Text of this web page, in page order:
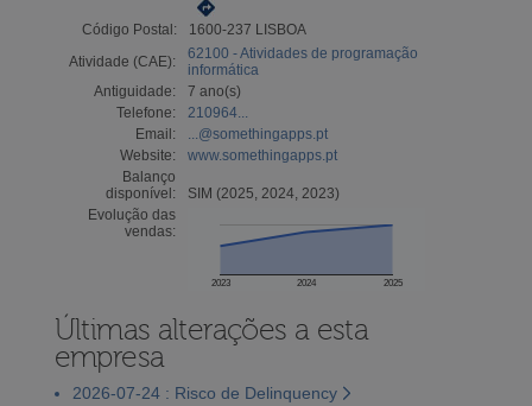
Código Postal:
1600-237 LISBOA
Atividade (CAE):
62100 - Atividades de programação
informática
Antiguidade:
7 ano(s)
Telefone:
210964...
Email:
...@somethingapps.pt
Website:
www.somethingapps.pt
Balanço
disponível:
SIM (2025, 2024, 2023)
Evolução das
vendas:
2023 2024 2025
Últimas alterações a esta
empresa
2026-07-24 : Risco de Delinquency